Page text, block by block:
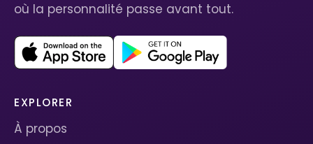
où la personnalité passe avant tout.
EXPLORER
À propos